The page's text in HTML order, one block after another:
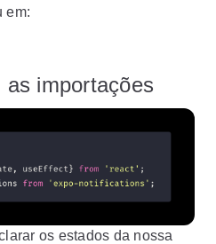
em:
as importações
os estados da nossa